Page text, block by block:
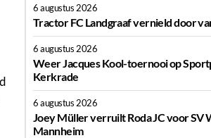
6 augustus 2026
Tractor FC Landgraaf vernield door
6 augustus 2026
Weer Jacques Kool-toernooi op
Kerkrade
6 augustus 2026
Joey Müller verruilt Roda JC voor SV
Mannheim